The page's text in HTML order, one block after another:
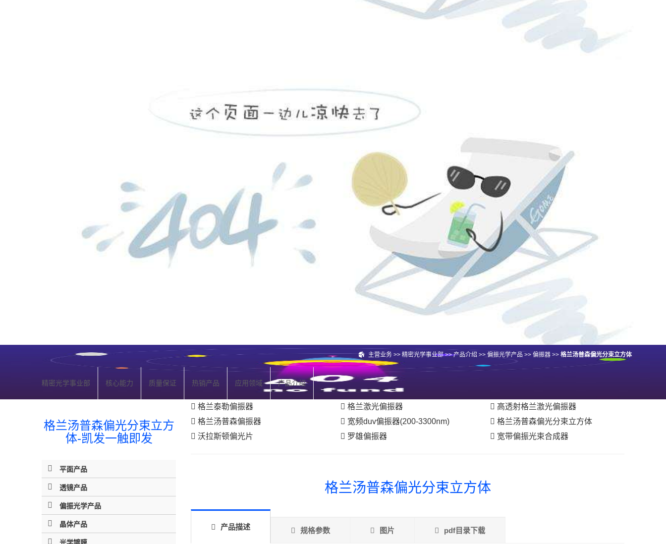
主营业务 >>精密光学事业部>>产品介绍 >>偏振光学产品 >>偏振器 >>格兰汤普森偏光分束立方体
精密光学事业部 核心能力 质量保证 热销产品 应用领域 产品介绍
格兰汤普森偏光分束立方
体-凯发一触即发
平面产品
透镜产品
偏振光学产品
晶体产品
格兰泰勒偏振器 格兰激光偏振器
高透射格兰激光偏振器
格兰汤普森偏振器
宽频duv偏振器(200-3300nm)
格兰汤普森偏光分束立方体
沃拉斯顿偏光片
罗雄偏振器 宽带偏振光束合成器
格兰汤普森偏光分束立方体
产品描述 规格参数 图片 pdf目录下载